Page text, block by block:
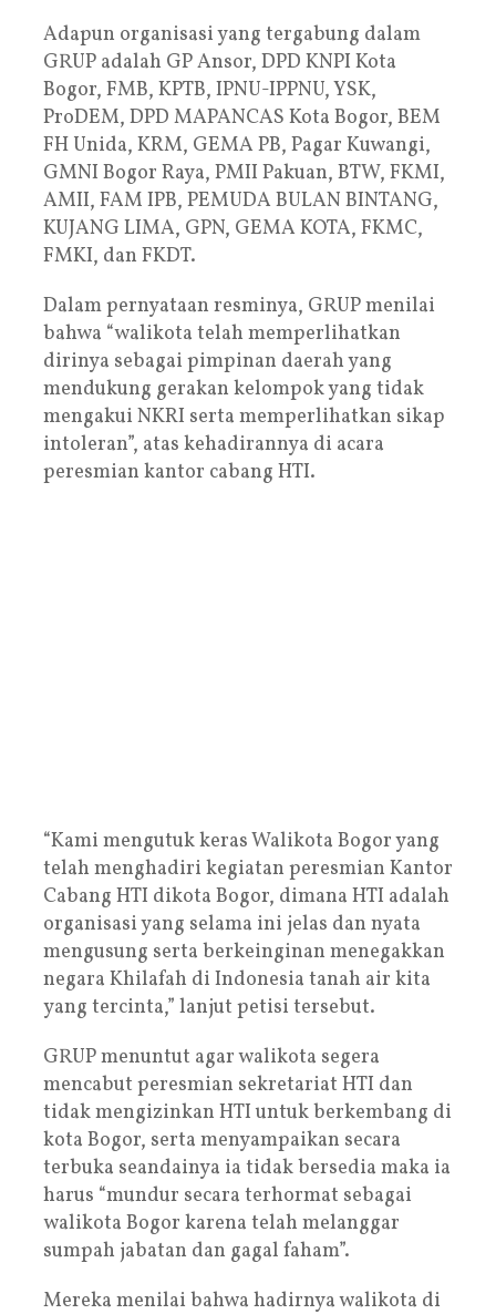
Adapun organisasi yang tergabung dalam
GRUP adalah GP Ansor, DPD KNPI Kota
Bogor, FMB, KPTB, IPNU-IPPNU, YSK,
ProDEM, DPD MAPANCAS Kota Bogor, BEM
FH Unida, KRM, GEMA PB, Pagar Kuwangi,
GMNI Bogor Raya, PMII Pakuan, BTW, FKMI,
AMII, FAM IPB, PEMUDA BULAN BINTANG,
KUJANG LIMA, GPN, GEMA KOTA, FKMC,
FMKI, dan FKDT.
Dalam pernyataan resminya, GRUP menilai
bahwa “walikota telah memperlihatkan
dirinya sebagai pimpinan daerah yang
mendukung gerakan kelompok yang tidak
mengakui NKRI serta memperlihatkan sikap
intoleran”, atas kehadirannya di acara
peresmian kantor cabang HTI.
“Kami mengutuk keras Walikota Bogor yang
telah menghadiri kegiatan peresmian Kantor
Cabang HTI dikota Bogor, dimana HTI adalah
organisasi yang selama ini jelas dan nyata
mengusung serta berkeinginan menegakkan
negara Khilafah di Indonesia tanah air kita
yang tercinta,” lanjut petisi tersebut.
GRUP menuntut agar walikota segera
mencabut peresmian sekretariat HTI dan
tidak mengizinkan HTI untuk berkembang di
kota Bogor, serta menyampaikan secara
terbuka seandainya ia tidak bersedia maka ia
harus “mundur secara terhormat sebagai
walikota Bogor karena telah melanggar
sumpah jabatan dan gagal faham”.
Mereka menilai bahwa hadirnya walikota di